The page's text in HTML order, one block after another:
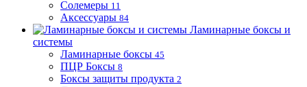
Солемеры 11
Аксессуары 84
Ламинарные боксы и
системы
Ламинарные боксы 45
ПЦР Боксы 8
Боксы защиты продукта 2